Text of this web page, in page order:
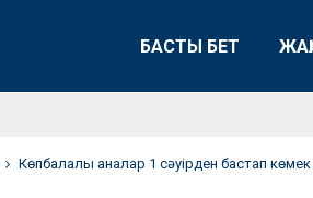
БАСТЫ БЕТ
Көпбалалы аналар 1 сәуірден бастап